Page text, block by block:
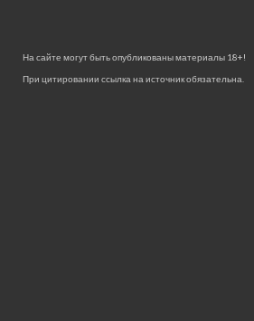
На сайте могут быть опубликованы материалы 18+!
При цитировании ссылка на источник обязательна.